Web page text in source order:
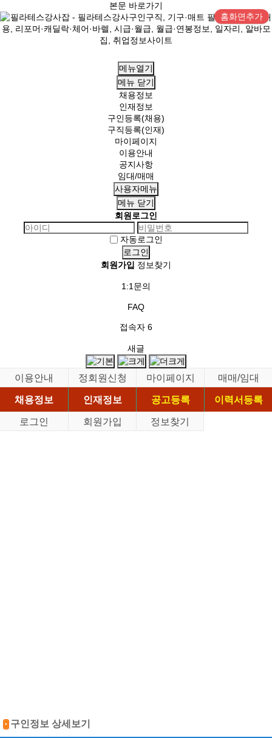
본문 바로가기
홈화면추가
메뉴열기
메뉴 닫기
채용정보
인재정보
구인등록(채용)
구직등록(인재)
마이페이지
이용안내
공지사항
임대/매매
사용자메뉴
메뉴 닫기
회원로그인
자동로그인
회원가입 정보찾기
1:1문의
FAQ
접속자 6
새글
이용안내 정회원신청 마이페이지
매매/임대
채용정보
인재정보 공고등록
이력서등록
로그인
회원가입 정보찾기
구인정보 상세보기